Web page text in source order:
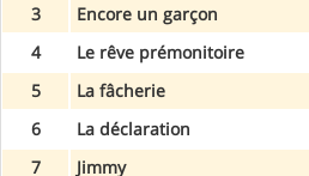
3
Encore un garçon
4
Le rêve prémonitoire
5
La fâcherie
6
La déclaration
7
Jimmy